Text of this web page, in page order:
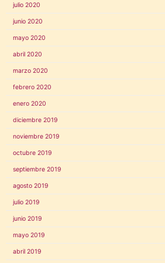
julio 2020
junio 2020
mayo 2020
abril 2020
marzo 2020
febrero 2020
enero 2020
diciembre 2019
noviembre 2019
octubre 2019
septiembre 2019
agosto 2019
julio 2019
junio 2019
mayo 2019
abril 2019